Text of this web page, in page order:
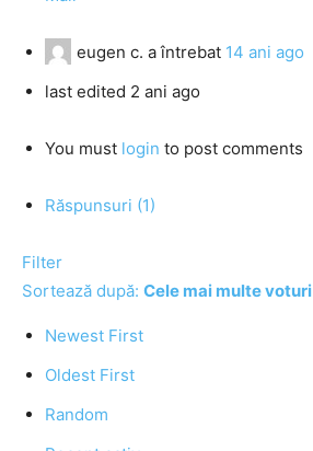
eugen c. a întrebat 14 ani ago
last edited 2 ani ago
You must login to post comments
Răspunsuri (1)
Filter
Sortează după: Cele mai multe voturi
Newest First
Oldest First
Random